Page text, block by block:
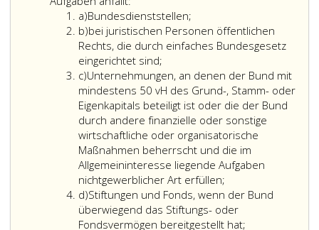
1923,.
Denkmalschutzgesetzes,
ausgenommen
Unterlagen
wie
beispielsweise
Aufzeichnungen
und
Notizen.
a)Litera
a
Bundesdienststellen;
b)Litera
b
bei juristischen Personen öffentlichen
Rechts, die durch einfaches Bundesgesetz
eingerichtet sind;
c)Litera
c
Unternehmungen, an denen der Bund mit
mindestens 50 vH des Grund-, Stamm- oder
Eigenkapitals beteiligt ist oder die der Bund
durch andere finanzielle oder sonstige
wirtschaftliche oder organisatorische
Maßnahmen beherrscht und die im
Allgemeininteresse liegende Aufgaben
nichtgewerblicher Art erfüllen;
d)Litera
d
Stiftungen und Fonds, wenn der Bund
überwiegend das Stiftungs- oder
Fondsvermögen bereitgestellt hat;